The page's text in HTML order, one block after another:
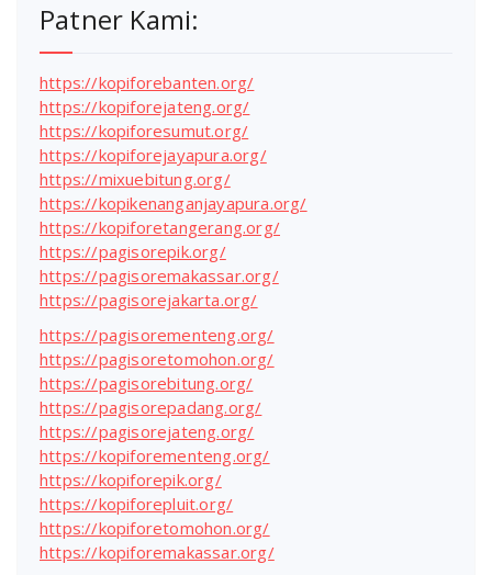
Patner Kami:
https://kopiforebanten.org/
https://kopiforejateng.org/
https://kopiforesumut.org/
https://kopiforejayapura.org/
https://mixuebitung.org/
https://kopikenanganjayapura.org/
https://kopiforetangerang.org/
https://pagisorepik.org/
https://pagisoremakassar.org/
https://pagisorejakarta.org/
https://pagisorementeng.org/
https://pagisoretomohon.org/
https://pagisorebitung.org/
https://pagisorepadang.org/
https://pagisorejateng.org/
https://kopiforementeng.org/
https://kopiforepik.org/
https://kopiforepluit.org/
https://kopiforetomohon.org/
https://kopiforemakassar.org/